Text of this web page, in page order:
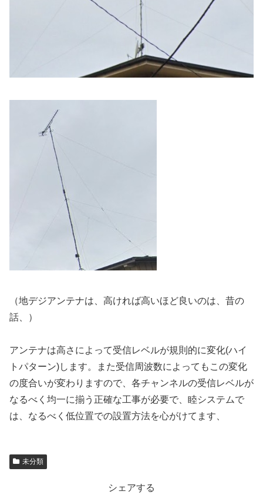
（地デジアンテナは、高ければ高いほど良いのは、昔の
話、）
アンテナは高さによって受信レベルが規則的に変化(ハイ
トパターン)します。また受信周波数によってもこの変化
の度合いが変わりますので、各チャンネルの受信レベルが
なるべく均一に揃う正確な工事が必要で、睦システムで
は、なるべく低位置での設置方法を心がけてます、
未分類
シェアする